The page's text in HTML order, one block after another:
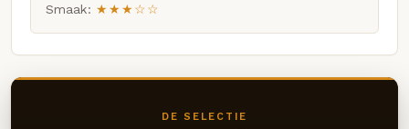
Smaak: ★★★☆☆
DE SELECTIE